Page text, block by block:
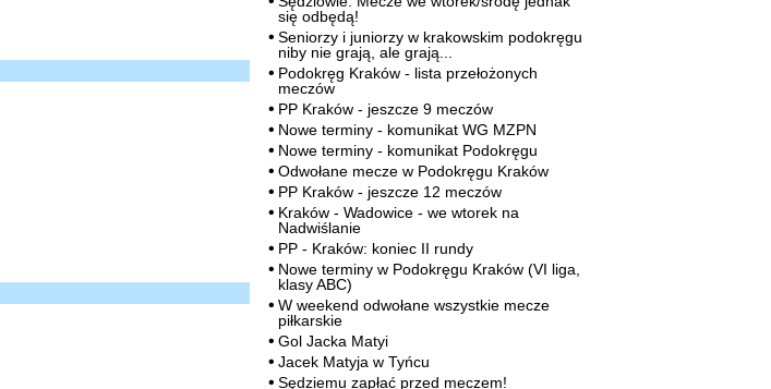
się odbędą!
Seniorzy i juniorzy w krakowskim podokręgu
niby nie grają, ale grają...
Podokręg Kraków - lista przełożonych
meczów
PP Kraków - jeszcze 9 meczów
Nowe terminy - komunikat WG MZPN
Nowe terminy - komunikat Podokręgu
Odwołane mecze w Podokręgu Kraków
PP Kraków - jeszcze 12 meczów
Kraków - Wadowice - we wtorek na
Nadwiślanie
PP - Kraków: koniec II rundy
Nowe terminy w Podokręgu Kraków (VI liga,
klasy ABC)
W weekend odwołane wszystkie mecze
piłkarskie
Gol Jacka Matyi
Jacek Matyja w Tyńcu
Sędziemu zapłać przed meczem!